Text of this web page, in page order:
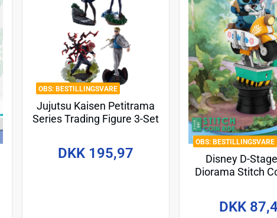
BESTILLINGSVARE
Jujutsu Kaisen Petitrama
Series Trading Figure 3-Set
DKK 195,97
BESTILLINGSVARE
Disney D-
Diorama Stitch
DKK